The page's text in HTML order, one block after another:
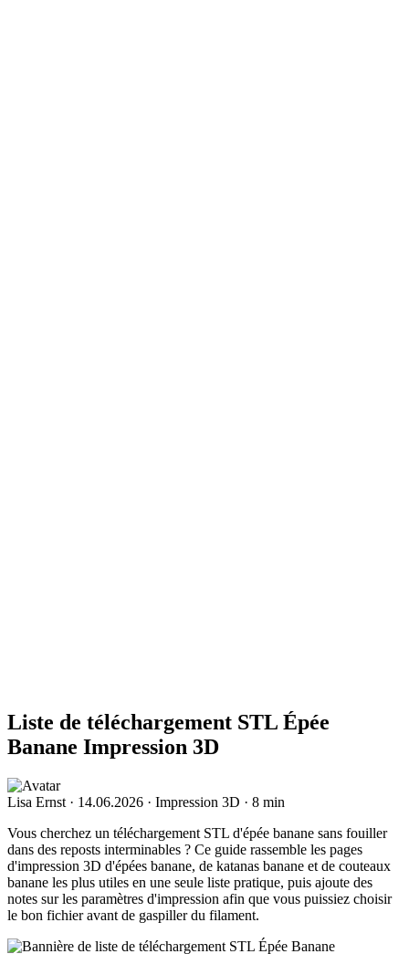
Liste de téléchargement STL Épée
Banane Impression 3D
Lisa Ernst · 14.06.2026 · Impression 3D · 8 min
Vous cherchez un téléchargement STL d'épée banane sans fouiller
dans des reposts interminables ? Ce guide rassemble les pages
d'impression 3D d'épées banane, de katanas banane et de couteaux
banane les plus utiles en une seule liste pratique, puis ajoute des
notes sur les paramètres d'impression afin que vous puissiez choisir
le bon fichier avant de gaspiller du filament.